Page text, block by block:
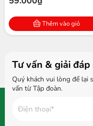
Thêm vào giỏ
Tư vấn & giải
Quý khách vui lòng để lại
vấn từ Tập đoàn.